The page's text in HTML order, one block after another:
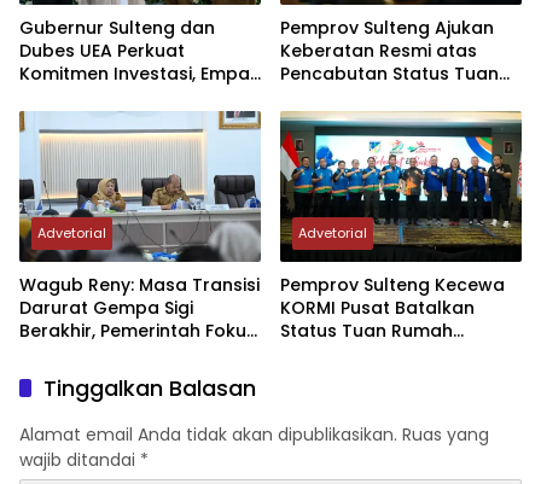
Gubernur Sulteng dan
Dubes UEA Perkuat
Komitmen Investasi, Empat
Pemprov Sulteng Ajukan
Keberatan Resmi atas
Pencabutan Status Tuan
2027
Advetorial
Wagub Reny: Masa Transisi
Darurat Gempa Sigi
Berakhir, Pemerintah Fokus
Advetorial
Pemprov Sulteng Kecewa
KORMI Pusat Batalkan
Status Tuan Rumah
Tinggalkan Balasan
Alamat email Anda tidak akan dipublikasikan. Ruas yang
wajib ditandai *